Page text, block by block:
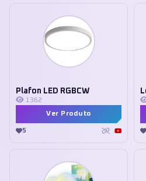
Plafon LED RGBCW
1362
Ver Produto
5